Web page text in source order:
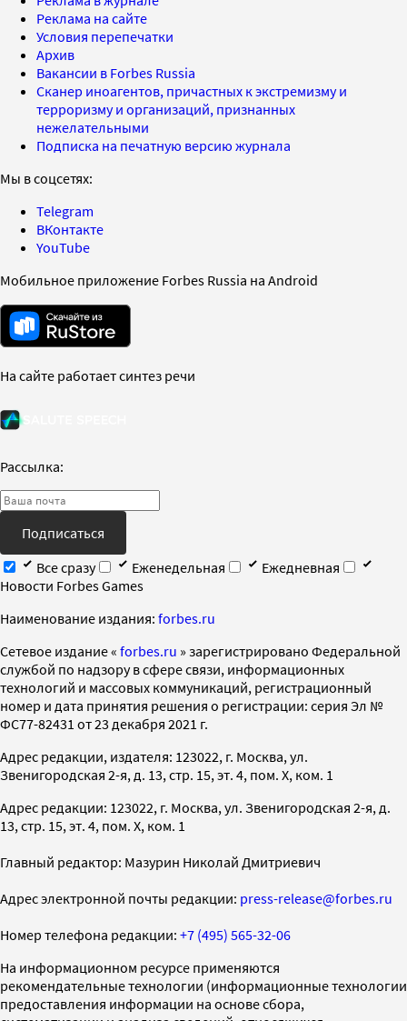
Реклама на сайте
Условия перепечатки
Архив
Вакансии в Forbes Russia
Сканер иноагентов, причастных к экстремизму и
терроризму и организаций, признанных
нежелательными
Подписка на печатную версию журнала
Мы в соцсетях:
Telegram
ВКонтакте
YouTube
Мобильное приложение Forbes Russia на Android
На сайте работает синтез речи
Рассылка:
Подписаться
Все сразу
Еженедельная
Ежедневная
Новости Forbes Games
Наименование издания: forbes.ru
Cетевое издание « forbes.ru » зарегистрировано Федеральной
службой по надзору в сфере связи, информационных
технологий и массовых коммуникаций, регистрационный
номер и дата принятия решения о регистрации: серия Эл №
ФС77-82431 от 23 декабря 2021 г.
Адрес редакции, издателя: 123022, г. Москва, ул.
Звенигородская 2-я, д. 13, стр. 15, эт. 4, пом. X, ком. 1
Адрес редакции: 123022, г. Москва, ул. Звенигородская 2-я, д.
13, стр. 15, эт. 4, пом. X, ком. 1
Главный редактор: Мазурин Николай Дмитриевич
Адрес электронной почты редакции: press-release@forbes.ru
Номер телефона редакции: +7 (495) 565-32-06
На информационном ресурсе применяются
рекомендательные технологии (информационные технологии
предоставления информации на основе сбора,